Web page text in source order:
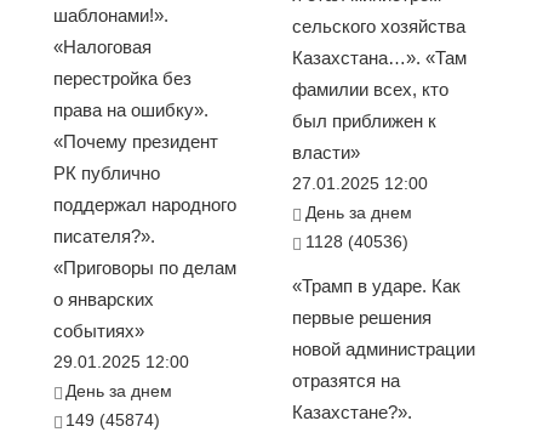
шаблонами!».
«Налоговая
перестройка без
права на ошибку».
«Почему президент
РК публично
поддержал народного
писателя?».
«Приговоры по делам
о январских
событиях»
29.01.2025 12:00
День за днем
149 (45874)
сельского хозяйства
Казахстана…». «Там
фамилии всех, кто
был приближен к
власти»
27.01.2025 12:00
День за днем
1128 (40536)
«Трамп в ударе. Как
первые решения
новой администрации
отразятся на
Казахстане?».